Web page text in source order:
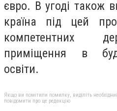
євро. В угоді також
країна під цей
компетентних
приміщення в
освіти.
Якщо ви помітили помилку, виділіть
повідомити про це редакцію